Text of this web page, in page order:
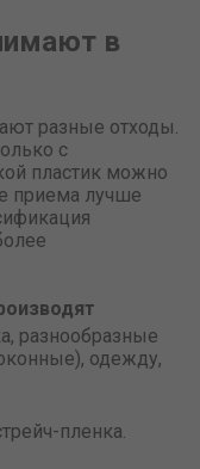
в
разные отходы.
с
пластик можно
приема лучше
разнообразные
одежду,
пленка.